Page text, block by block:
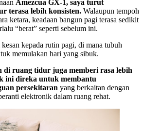
Amezcua GX-1, saya turut
terasa lebih konsisten. Walaupun tempoh
ketara, keadaan bangun pagi terasa sedikit
“berat” seperti sebelum ini.
kepada rutin pagi, di mana tubuh
memulakan hari yang sibuk.
di ruang tidur juga memberi rasa lebih
ini direka untuk membantu
persekitaran yang berkaitan dengan
elektronik dalam ruang rehat.